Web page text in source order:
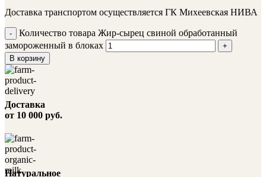
Доставка транспортом осуществляется ГК Михеевская НИВА
Количество товара Жир-сырец свиной обработанный
замороженный в блоках
В корзину
Доставка
от 10 000 руб.
Натуральное